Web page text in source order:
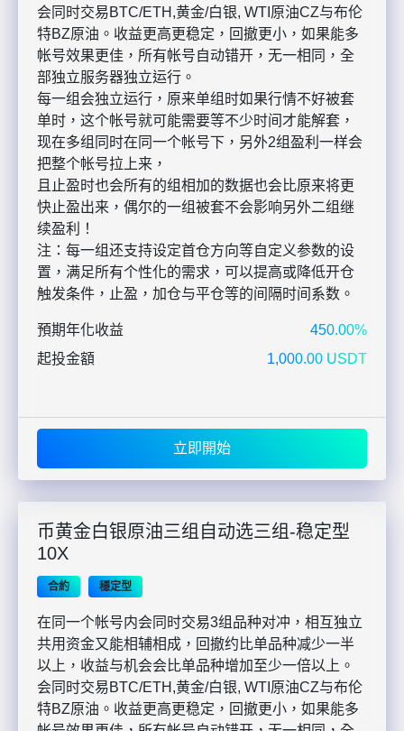
会同时交易BTC/ETH,黄金/白银, WTI原油CZ与布伦
特BZ原油。收益更高更稳定，回撤更小，如果能多
帐号效果更佳，所有帐号自动错开，无一相同，全
部独立服务器独立运行。
每一组会独立运行，原来单组时如果行情不好被套
单时，这个帐号就可能需要等不少时间才能解套，
现在多组同时在同一个帐号下，另外2组盈利一样会
把整个帐号拉上来，
且止盈时也会所有的组相加的数据也会比原来将更
快止盈出来，偶尔的一组被套不会影响另外二组继
续盈利！
注：每一组还支持设定首仓方向等自定义参数的设
置，满足所有个性化的需求，可以提高或降低开仓
触发条件，止盈，加仓与平仓等的间隔时间系数。
預期年化收益
450.00%
起投金額
1,000.00 USDT
立即開始
币黄金白银原油三组自动选三组-稳定型
10X
合約 穩定型
在同一个帐号内会同时交易3组品种对冲，相互独立
共用资金又能相辅相成，回撤约比单品种减少一半
以上，收益与机会会比单品种增加至少一倍以上。
会同时交易BTC/ETH,黄金/白银, WTI原油CZ与布伦
特BZ原油。收益更高更稳定，回撤更小，如果能多